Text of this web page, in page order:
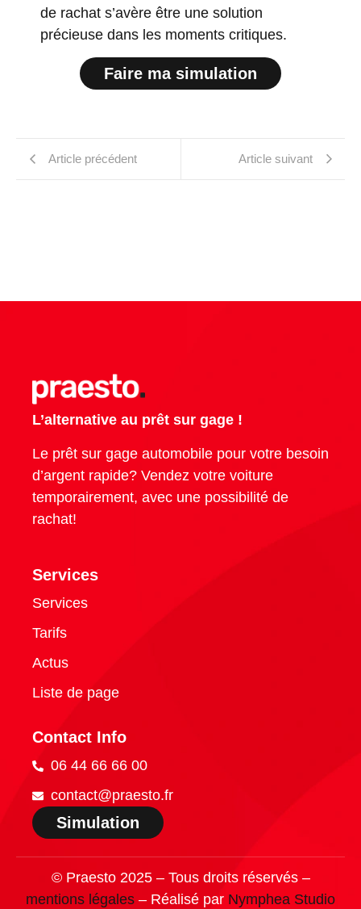
de rachat s’avère être une solution
précieuse dans les moments critiques.
Faire ma simulation
Article précédent Article suivant
L’alternative au prêt sur gage !
Le prêt sur gage automobile pour votre besoin
d’argent rapide? Vendez votre voiture
temporairement, avec une possibilité de
rachat!
Services
Services
Tarifs
Actus
Liste de page
Contact Info
06 44 66 66 00
contact@praesto.fr
Simulation
© Praesto 2025 – Tous droits réservés –
mentions légales – Réalisé par Nymphea Studio